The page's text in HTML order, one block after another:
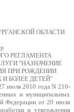
ОБЛАСТИ
РЕГЛАМЕНТА
"НАЗНАЧЕНИЕ
ПРИ РОЖДЕНИИ
БОЛЕЕ ДЕТЕЙ"
июля 2010 года N 210-
и муниципальных
Федерации от 20 июля
и утверждения